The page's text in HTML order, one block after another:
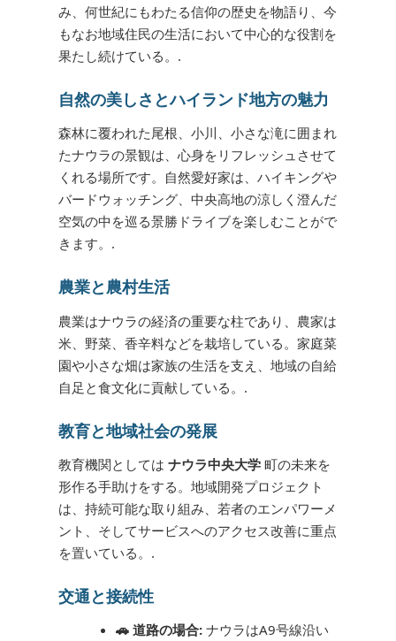
み、何世紀にもわたる信仰の歴史を物語り、今
もなお地域住民の生活において中心的な役割を
果たし続けている。.
自然の美しさとハイランド地方の魅力
森林に覆われた尾根、小川、小さな滝に囲まれ
たナウラの景観は、心身をリフレッシュさせて
くれる場所です。自然愛好家は、ハイキングや
バードウォッチング、中央高地の涼しく澄んだ
空気の中を巡る景勝ドライブを楽しむことがで
きます。.
農業と農村生活
農業はナウラの経済の重要な柱であり、農家は
米、野菜、香辛料などを栽培している。家庭菜
園や小さな畑は家族の生活を支え、地域の自給
自足と食文化に貢献している。.
教育と地域社会の発展
教育機関としては ナウラ中央大学 町の未来を
形作る手助けをする。地域開発プロジェクト
は、持続可能な取り組み、若者のエンパワーメ
ント、そしてサービスへのアクセス改善に重点
を置いている。.
交通と接続性
🚗 道路の場合: ナウラはA9号線沿い